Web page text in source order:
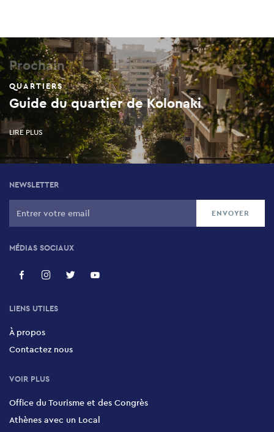
Prochain
QUARTIERS
Guide du quartier de Kolonaki
LIRE PLUS
NEWSLETTER
MÉDIAS SOCIAUX
LIENS UTILES
À propos
Contactez nous
VOIR PLUS
Office du Tourisme et des Congrès
Athènes avec un Local